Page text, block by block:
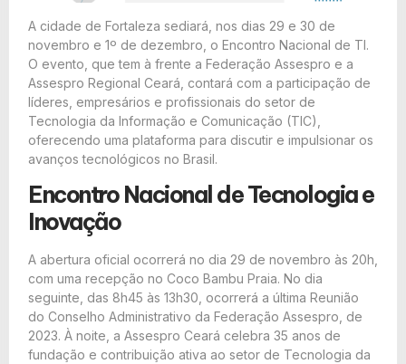
A cidade de Fortaleza sediará, nos dias 29 e 30 de
novembro e 1º de dezembro, o Encontro Nacional de TI.
O evento, que tem à frente a Federação Assespro e a
Assespro Regional Ceará, contará com a participação de
líderes, empresários e profissionais do setor de
Tecnologia da Informação e Comunicação (TIC),
oferecendo uma plataforma para discutir e impulsionar os
avanços tecnológicos no Brasil.
Encontro Nacional de Tecnologia e
Inovação
A abertura oficial ocorrerá no dia 29 de novembro às 20h,
com uma recepção no Coco Bambu Praia. No dia
seguinte, das 8h45 às 13h30, ocorrerá a última Reunião
do Conselho Administrativo da Federação Assespro, de
2023. À noite, a Assespro Ceará celebra 35 anos de
fundação e contribuição ativa ao setor de Tecnologia da